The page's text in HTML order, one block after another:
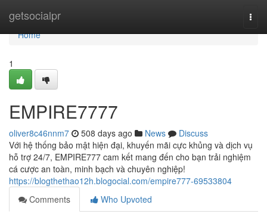
getsocialpr
Home
Home
1
EMPIRE7777
oliver8c46nnm7 508 days ago News
Discuss
Với hệ thống bảo mật hiện đại, khuyến mãi cực khủng và dịch vụ
hỗ trợ 24/7, EMPIRE777 cam kết mang đến cho bạn trải nghiệm
cá cược an toàn, minh bạch và chuyên nghiệp!
https://blogthethao12h.blogocial.com/empire777-69533804
Comments
Who Upvoted